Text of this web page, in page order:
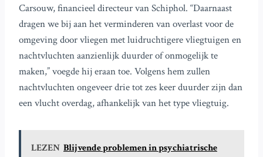
Carsouw, financieel directeur van Schiphol. “Daarnaast
dragen we bij aan het verminderen van overlast voor de
omgeving door vliegen met luidruchtigere vliegtuigen en
nachtvluchten aanzienlijk duurder of onmogelijk te
maken,” voegde hij eraan toe. Volgens hem zullen
nachtvluchten ongeveer drie tot zes keer duurder zijn dan
een vlucht overdag, afhankelijk van het type vliegtuig.
LEZEN Blijvende problemen in psychiatrische